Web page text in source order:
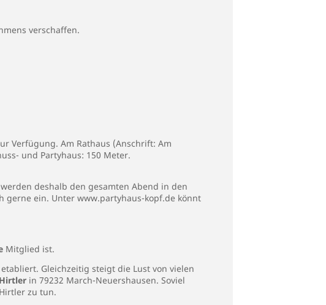
verschaffen.
Verfügung. Am Rathaus (Anschrift: Am
und Partyhaus: 150 Meter.
deshalb den gesamten Abend in den
gerne ein. Unter www.partyhaus-kopf.de könnt
Mitglied ist.
Gleichzeitig steigt die Lust von vielen
in 79232 March-Neuershausen. Soviel
zu tun.